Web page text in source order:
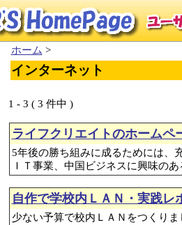
ホーム >
インターネット
1 - 3 ( 3 件中 )
ライフクリエイトのホームペ
5年後の勝ち組みに成るためには、
ＩＴ事業、中国ビジネスに興味の
自作で学校内ＬＡＮ・実践レ
少ない予算で校内ＬＡＮをつくりま